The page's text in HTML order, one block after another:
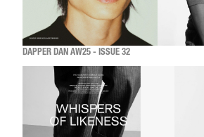
DAPPER DAN AW25 - ISSUE 32